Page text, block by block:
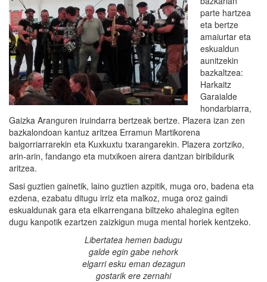
parte hartzea
eta bertze
amaiurtar eta
eskualdun
aunitzekin
bazkaltzea:
Harkaitz
Garaialde
hondarbiarra,
Gaizka Aranguren iruindarra bertzeak bertze. Plazera izan zen
bazkalondoan kantuz aritzea Erramun Martikorena
baigorriarrarekin eta Kuxkuxtu txarangarekin. Plazera zortziko,
arin-arin, fandango eta mutxikoen airera dantzan biribildurik
aritzea.
Sasi guztien gainetik, laino guztien azpitik, muga oro, badena eta
ezdena, ezabatu ditugu irriz eta malkoz, muga oroz gaindi
eskualdunak gara eta elkarrengana biltzeko ahalegina egiten
dugu kanpotik ezartzen zaizkigun muga mental horiek kentzeko.
Libertatea hemen badugu
galde egin gabe nehork
elgarri esku eman dezagun
gostarik ere zernahi